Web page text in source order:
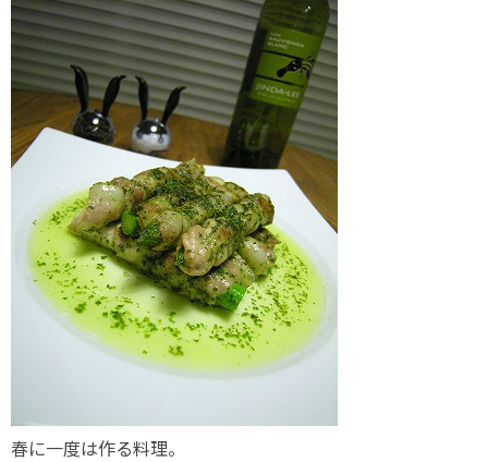
春に一度は作る料理。